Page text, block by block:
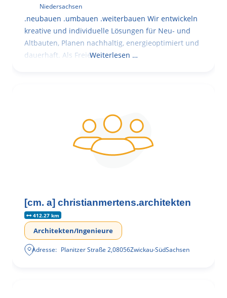
Niedersachsen
.neubauen .umbauen .weiterbauen Wir entwickeln
kreative und individuelle Lösungen für Neu- und
Altbauten, Planen nachhaltig, energieoptimiert und
dauerhaft. Als FreieWeiterlesen …
[cm. a] christianmertens.architekten
412.27 km
Architekten/Ingenieure
Adresse: Planitzer Straße 2,08056Zwickau-SüdSachsen